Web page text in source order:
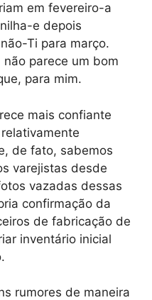
em fevereiro-a
e depois
Ti para março.
parece um bom
para mim.
mais confiante
de fato, sabemos
varejistas desde
vazadas dessas
confirmação da
de fabricação de
inventário inicial
rumores de maneira